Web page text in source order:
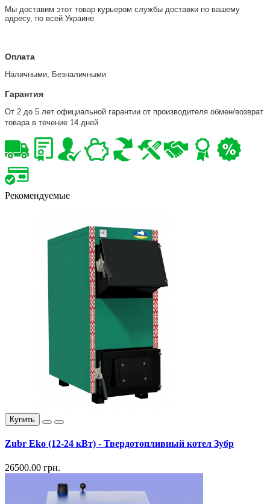
Мы доставим этот товар курьером службы доставки по вашему
адресу, по всей Украине
Оплата
Наличными, Безналичными
Гарантия
От 2 до 5 лет официальной гарантии от производителя обмен/возврат
товара в течение 14 дней
Рекомендуемые
Купить
Zubr Eko (12-24 кВт) - Твердотопливный котел Зубр
26500.00 грн.